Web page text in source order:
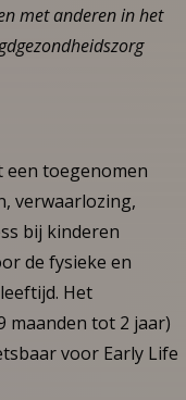
met anderen in het
een toegenomen
verwaarlozing,
bij kinderen
de fysieke en
Het
maanden tot 2 jaar)
voor Early Life